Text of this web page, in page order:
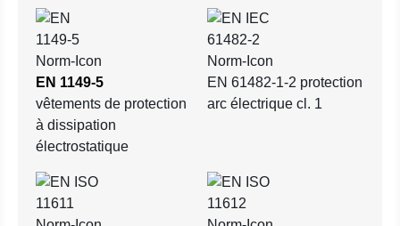
EN 1149-5
vêtements de protection
à dissipation
électrostatique
EN 61482-1-2 protection
arc électrique cl. 1